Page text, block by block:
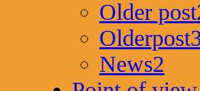
Older
News2